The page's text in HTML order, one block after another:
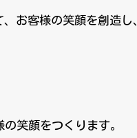
お客様の笑顔を創造し
笑顔をつくります。